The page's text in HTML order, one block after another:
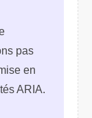
pas
en
ARIA.